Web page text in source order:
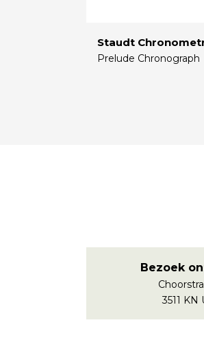
Staudt
Prelude Chronograph
Bezoek
3511